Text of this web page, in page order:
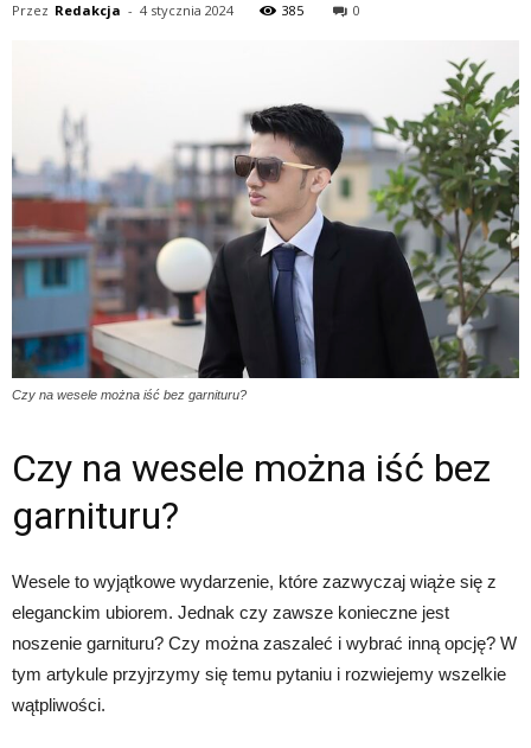
Przez Redakcja - 4 stycznia 2024 385 0
Czy na wesele można iść bez garnituru?
Czy na wesele można iść bez
garnituru?
Wesele to wyjątkowe wydarzenie, które zazwyczaj wiąże się z
eleganckim ubiorem. Jednak czy zawsze konieczne jest
noszenie garnituru? Czy można zaszaleć i wybrać inną opcję? W
tym artykule przyjrzymy się temu pytaniu i rozwiejemy wszelkie
wątpliwości.